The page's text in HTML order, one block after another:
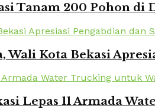
Tanam 200 Pohon di
Wali Kota Bekasi
Lepas 11 Armada